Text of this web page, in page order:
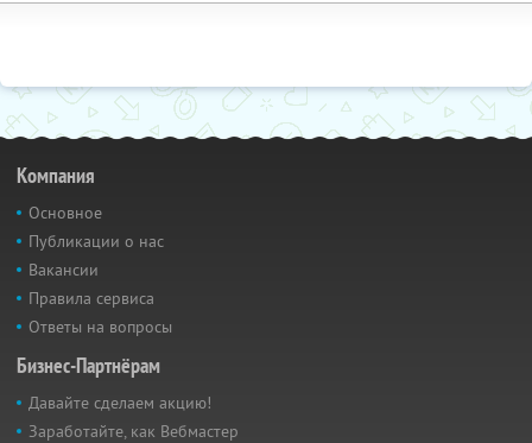
Компания
Основное
Публикации о нас
Вакансии
Правила сервиса
Ответы на вопросы
Бизнес-Партнёрам
Давайте сделаем акцию!
Заработайте, как Вебмастер